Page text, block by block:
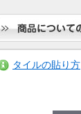
タイルの貼り方